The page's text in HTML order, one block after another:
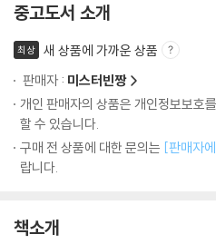
중고도서 소개
최상
새 상품에 가까운 상품
판매자 : 미스터빈짱
개인 판매자의 상품은 개인정보보호
할 수 있습니다.
구매 전 상품에 대한 문의는 [판매자
랍니다.
책소개